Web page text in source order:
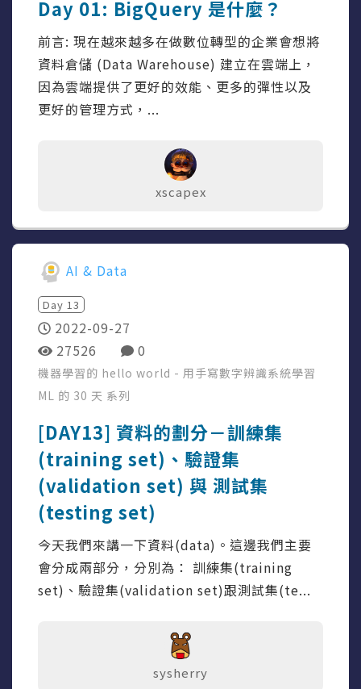
Day 01: BigQuery 是什麼？
前言: 現在越來越多在做數位轉型的企業會想將
資料倉儲 (Data Warehouse) 建立在雲端上，
因為雲端提供了更好的效能、更多的彈性以及
更好的管理方式，...
xscapex
AI & Data
Day 13
2022-09-27
27526
0
機器學習的 hello world - 用手寫數字辨識系統學習
ML 的 30 天 系列
[DAY13] 資料的劃分－訓練集
(training set)、驗證集
(validation set) 與 測試集
(testing set)
今天我們來講一下資料(data)。這邊我們主要
會分成兩部分，分別為： 訓練集(training
set)、驗證集(validation set)跟測試集(te...
sysherry